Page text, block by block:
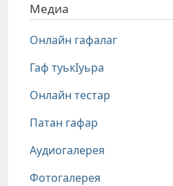
Медиа
Онлайн гафалаг
Гаф туькIуьра
Онлайн тестар
Патан гафар
Аудиогалерея
Фотогалерея